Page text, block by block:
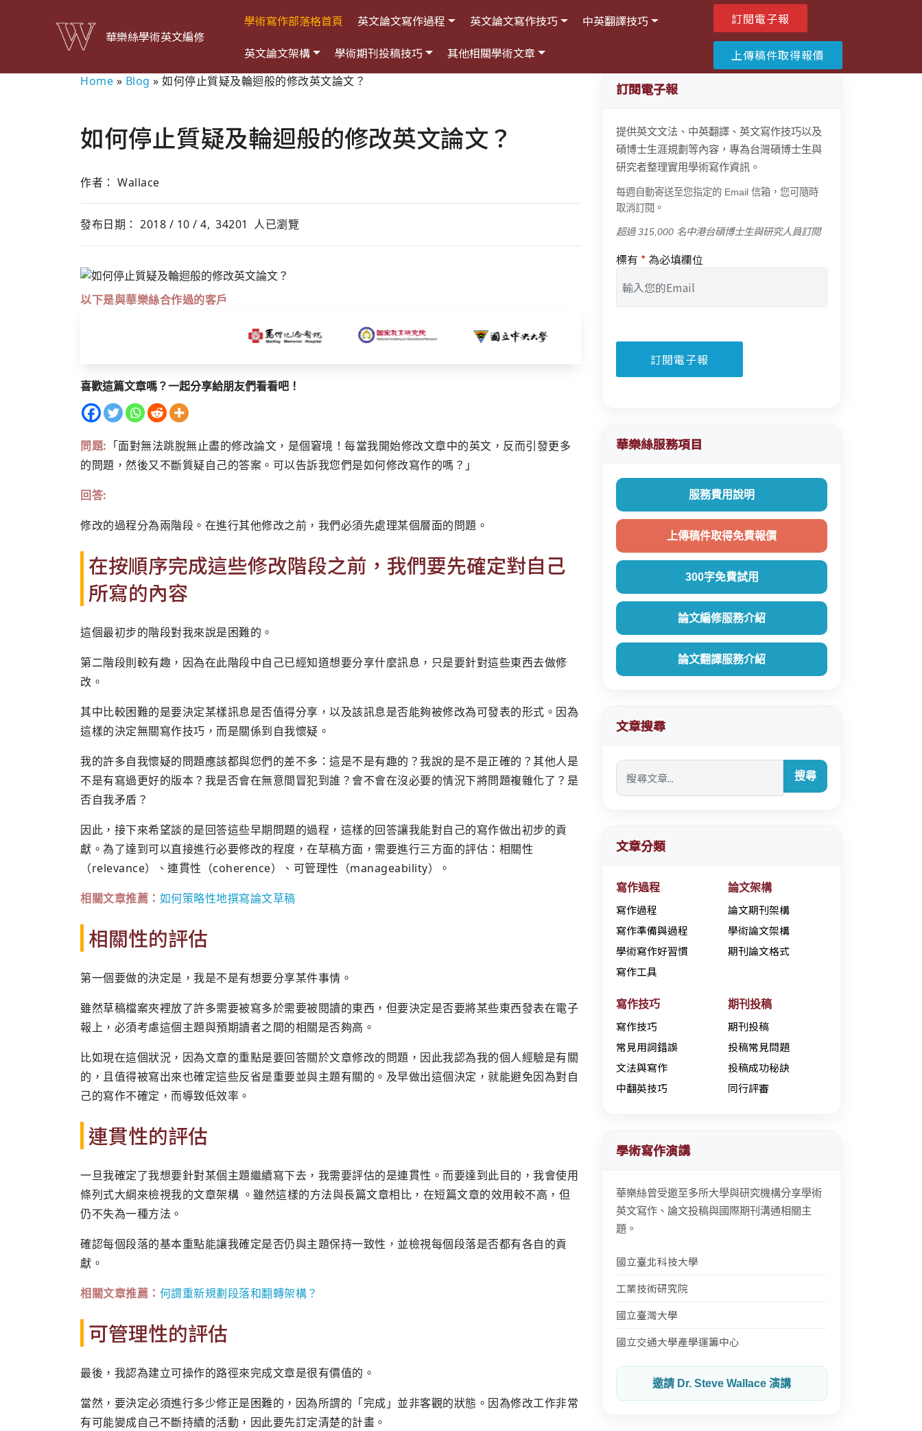
華樂絲學術英文編修
學術寫作部落格首頁 英文論文寫作過程 英文論文寫作技巧
中英翻譯技巧
英文論文架構
學術期刊投稿技巧 其他相關學術文章
訂閱電子報
上傳稿件取得報價
Home » Blog » 如何停止質疑及輪迴般的修改英文論文？
如何停止質疑及輪迴般的修改英文論文？
作者： Wallace
發布日期： 2018 / 10 / 4, 34201 人已瀏覽
以下是與華樂絲合作過的客戶
喜歡這篇文章嗎？一起分享給朋友們看看吧！
問題: 「面對無法跳脫無止盡的修改論文，是個窘境！每當我開始修改文章中的英文，反而引發更多
的問題，然後又不斷質疑自己的答案。可以告訴我您們是如何修改寫作的嗎？」
回答:
修改的過程分為兩階段。在進行其他修改之前，我們必須先處理某個層面的問題。
在按順序完成這些修改階段之前，我們要先確定對自己
所寫的內容
這個最初步的階段對我來說是困難的。
第二階段則較有趣，因為在此階段中自己已經知道想要分享什麼訊息，只是要針對這些東西去做修
改。
其中比較困難的是要決定某樣訊息是否值得分享，以及該訊息是否能夠被修改為可發表的形式。因為
這樣的決定無關寫作技巧，而是關係到自我懷疑。
我的許多自我懷疑的問題應該都與您們的差不多：這是不是有趣的？我說的是不是正確的？其他人是
不是有寫過更好的版本？我是否會在無意間冒犯到誰？會不會在沒必要的情況下將問題複雜化了？是
否自我矛盾？
因此，接下來希望談的是回答這些早期問題的過程，這樣的回答讓我能對自己的寫作做出初步的貢
獻。為了達到可以直接進行必要修改的程度，在草稿方面，需要進行三方面的評估：相關性
（relevance）、連貫性（coherence）、可管理性（manageability）。
相關文章推薦： 如何策略性地撰寫論文草稿
相關性的評估
第一個要做的決定是，我是不是有想要分享某件事情。
雖然草稿檔案夾裡放了許多需要被寫多於需要被閱讀的東西，但要決定是否要將某些東西發表在電子
報上，必須考慮這個主題與預期讀者之間的相關是否夠高。
比如現在這個狀況，因為文章的重點是要回答關於文章修改的問題，因此我認為我的個人經驗是有關
的，且值得被寫出來也確定這些反省是重要並與主題有關的。及早做出這個決定，就能避免因為對自
己的寫作不確定，而導致低效率。
連貫性的評估
一旦我確定了我想要針對某個主題繼續寫下去，我需要評估的是連貫性。而要達到此目的，我會使用
條列式大綱來檢視我的文章架構 。雖然這樣的方法與長篇文章相比，在短篇文章的效用較不高，但
仍不失為一種方法。
確認每個段落的基本重點能讓我確定是否仍與主題保持一致性，並檢視每個段落是否都有各自的貢
獻。
相關文章推薦： 何謂重新規劃段落和翻轉架構？
可管理性的評估
最後，我認為建立可操作的路徑來完成文章是很有價值的。
當然，要決定必須進行多少修正是困難的，因為所謂的「完成」並非客觀的狀態。因為修改工作非常
有可能變成自己不斷持續的活動，因此要先訂定清楚的計畫。
訂閱電子報
提供英文文法、中英翻譯、英文寫作技巧以及
碩博士生涯規劃等內容，專為台灣碩博士生與
研究者整理實用學術寫作資訊。
每週自動寄送至您指定的 Email 信箱，您可隨時
取消訂閱。
超過 315,000 名中港台碩博士生與研究人員訂閱
標有 * 為必填欄位
華樂絲服務項目
服務費用說明
上傳稿件取得免費報價
300字免費試用
論文編修服務介紹
論文翻譯服務介紹
文章搜尋
搜尋
文章分類
寫作過程
寫作過程
寫作準備與過程
學術寫作好習慣
寫作工具
論文架構
論文期刊架構
學術論文架構
期刊論文格式
寫作技巧
寫作技巧
常見用詞錯誤
文法與寫作
中翻英技巧
期刊投稿
期刊投稿
投稿常見問題
投稿成功秘訣
同行評審
學術寫作演講
華樂絲曾受邀至多所大學與研究機構分享學術
英文寫作、論文投稿與國際期刊溝通相關主
題。
國立臺北科技大學
工業技術研究院
國立臺灣大學
國立交通大學產學運籌中心
邀請 Dr. Steve Wallace 演講